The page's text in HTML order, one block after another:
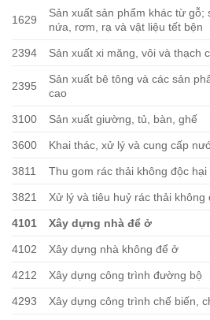
1629
Sản xuất sản phẩm khác từ gỗ;
nứa, rơm, rạ và vật liệu tết bện
2394 Sản xuất xi măng, vôi và thạch
2395
Sản xuất bê tông và các sản
cao
3100 Sản xuất giường, tủ, bàn, ghế
3600 Khai thác, xử lý và cung cấp
3811 Thu gom rác thải không độc hại
3821 Xử lý và tiêu huỷ rác thải không
4101 Xây dựng nhà để ở
4102 Xây dựng nhà không để ở
4212 Xây dựng công trình đường bộ
4293 Xây dựng công trình chế biến,